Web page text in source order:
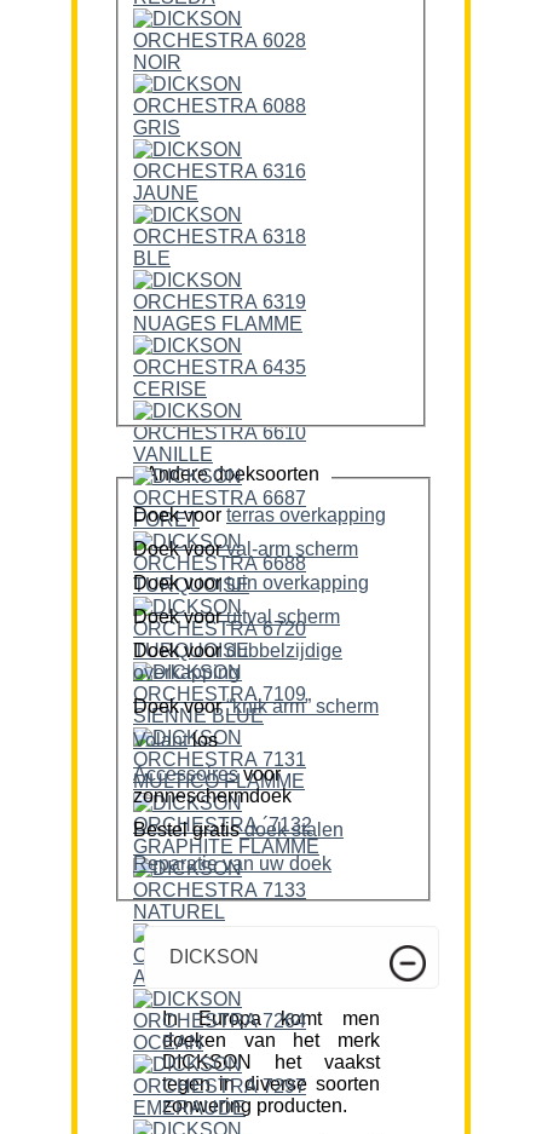
Andere doeksoorten
Doek voor terras overkapping
Doek voor
val-arm scherm
Doek voor
tuin overkapping
Doek voor
uitval scherm
Doek voordubbelzijdige
overkapping
Doek voor
“knik arm” scherm
Volantlos
Accessoiresvoor
zonneschermdoek
Bestel gratis doek stalen
Reparatie van uw doek
DICKSON
In Europa komt men
doeken van het merk
DICKSON het vaakst
tegen in diverse soorten
zonwering producten.